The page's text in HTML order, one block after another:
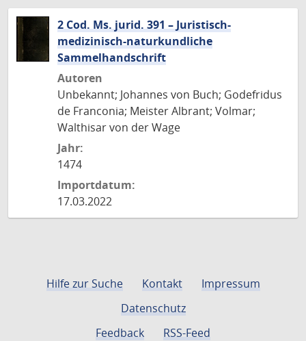
2 Cod. Ms. jurid. 391 – Juristisch-
medizinisch-naturkundliche
Sammelhandschrift
Autoren
Unbekannt; Johannes von Buch; Godefridus
de Franconia; Meister Albrant; Volmar;
Walthisar von der Wage
Jahr:
1474
Importdatum:
17.03.2022
Hilfe zur Suche Kontakt
Impressum
Datenschutz
Feedback
RSS-Feed